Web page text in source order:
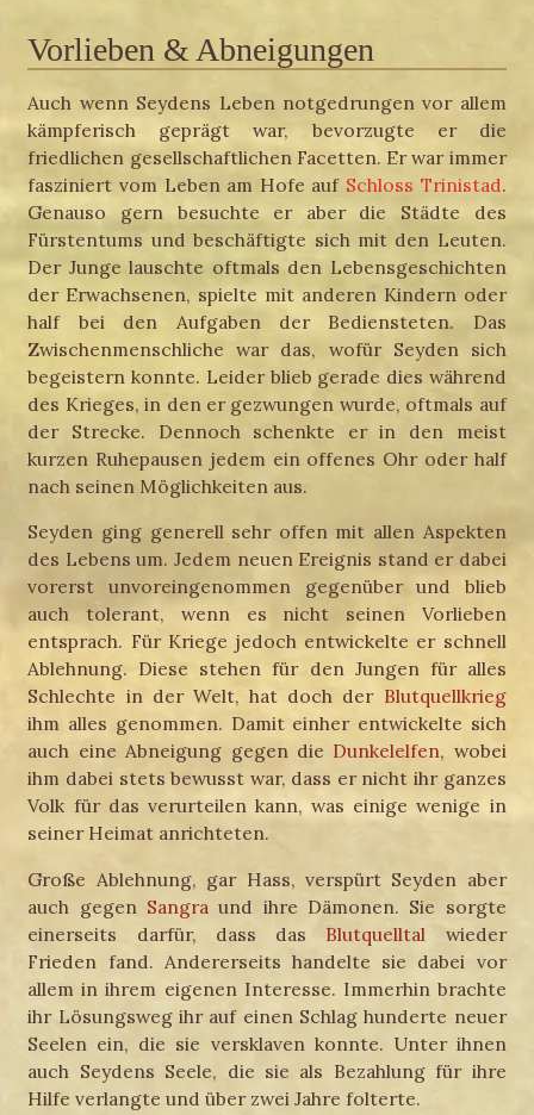
Vorlieben & Abneigungen
Auch wenn Seydens Leben notgedrungen vor allem
kämpferisch geprägt war, bevorzugte er die
friedlichen gesellschaftlichen Facetten. Er war immer
fasziniert vom Leben am Hofe auf Schloss Trinistad.
Genauso gern besuchte er aber die Städte des
Fürstentums und beschäftigte sich mit den Leuten.
Der Junge lauschte oftmals den Lebensgeschichten
der Erwachsenen, spielte mit anderen Kindern oder
half bei den Aufgaben der Bediensteten. Das
Zwischenmenschliche war das, wofür Seyden sich
begeistern konnte. Leider blieb gerade dies während
des Krieges, in den er gezwungen wurde, oftmals auf
der Strecke. Dennoch schenkte er in den meist
kurzen Ruhepausen jedem ein offenes Ohr oder half
nach seinen Möglichkeiten aus.
Seyden ging generell sehr offen mit allen Aspekten
des Lebens um. Jedem neuen Ereignis stand er dabei
vorerst unvoreingenommen gegenüber und blieb
auch tolerant, wenn es nicht seinen Vorlieben
entsprach. Für Kriege jedoch entwickelte er schnell
Ablehnung. Diese stehen für den Jungen für alles
Schlechte in der Welt, hat doch der Blutquellkrieg
ihm alles genommen. Damit einher entwickelte sich
auch eine Abneigung gegen die Dunkelelfen, wobei
ihm dabei stets bewusst war, dass er nicht ihr ganzes
Volk für das verurteilen kann, was einige wenige in
seiner Heimat anrichteten.
Große Ablehnung, gar Hass, verspürt Seyden aber
auch gegen Sangra und ihre Dämonen. Sie sorgte
einerseits darfür, dass das Blutquelltal wieder
Frieden fand. Andererseits handelte sie dabei vor
allem in ihrem eigenen Interesse. Immerhin brachte
ihr Lösungsweg ihr auf einen Schlag hunderte neuer
Seelen ein, die sie versklaven konnte. Unter ihnen
auch Seydens Seele, die sie als Bezahlung für ihre
Hilfe verlangte und über zwei Jahre folterte.